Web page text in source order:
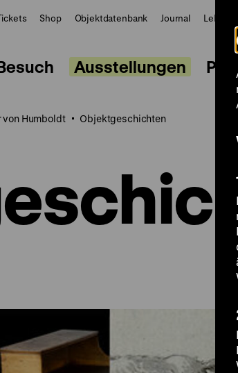
Shop Objektdatenbank Journal LeMO
Ausstellungen
von Humboldt Objektgeschichten